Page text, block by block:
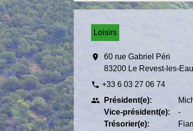
Loisirs
location_on
60 rue Gabriel Péri
83200 Le Revest-les-
phone +33 6 03 27 06 74
people
Président(e):
Vice-président(e):
Trésorier(e):
-